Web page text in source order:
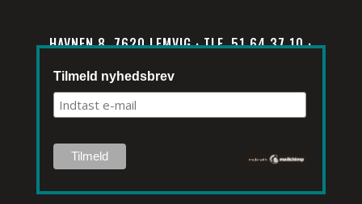
HAVNEN 8, 7620 LEMVIG · TLF. 51 64 37 10 ·
INFO@KLIMATORIUM.DK
Tilmeld nyhedsbrev